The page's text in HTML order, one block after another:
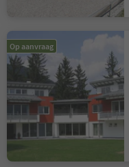
Op aanvraag